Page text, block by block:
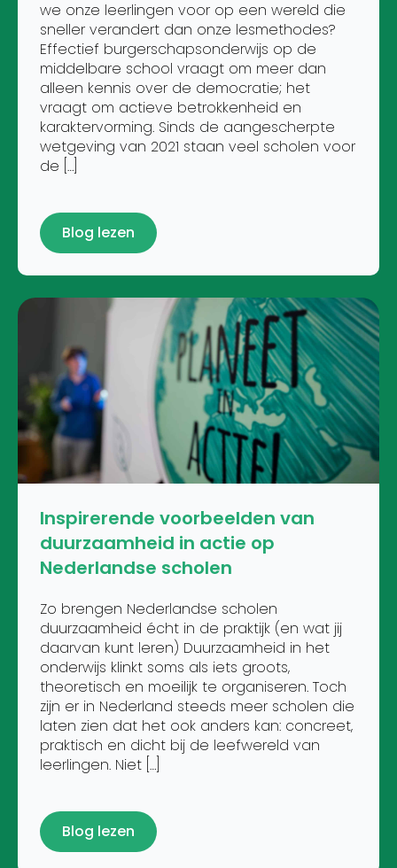
we onze leerlingen voor op een wereld die
sneller verandert dan onze lesmethodes?
Effectief burgerschapsonderwijs op de
middelbare school vraagt om meer dan
alleen kennis over de democratie; het
vraagt om actieve betrokkenheid en
karaktervorming. Sinds de aangescherpte
wetgeving van 2021 staan veel scholen voor
de […]
Blog lezen
Inspirerende voorbeelden van
duurzaamheid in actie op
Nederlandse scholen
Zo brengen Nederlandse scholen
duurzaamheid écht in de praktijk (en wat jij
daarvan kunt leren) Duurzaamheid in het
onderwijs klinkt soms als iets groots,
theoretisch en moeilijk te organiseren. Toch
zijn er in Nederland steeds meer scholen die
laten zien dat het ook anders kan: concreet,
praktisch en dicht bij de leefwereld van
leerlingen. Niet […]
Blog lezen